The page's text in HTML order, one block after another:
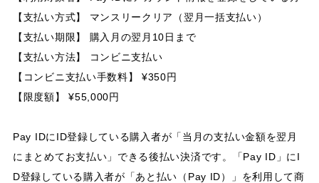
【支払い方式】 マンスリークリア（翌月一括支払い）
【支払い期限】 購入月の翌月10日まで
【支払い方法】 コンビニ支払い
【コンビニ支払い手数料】 ¥350円
【限度額】 ¥55,000円
Pay IDにID登録している購入者が「当月の支払い金額を翌月
にまとめてお支払い」できる後払い決済です。「Pay ID」にI
D登録している購入者が「あと払い（Pay ID）」を利用して商